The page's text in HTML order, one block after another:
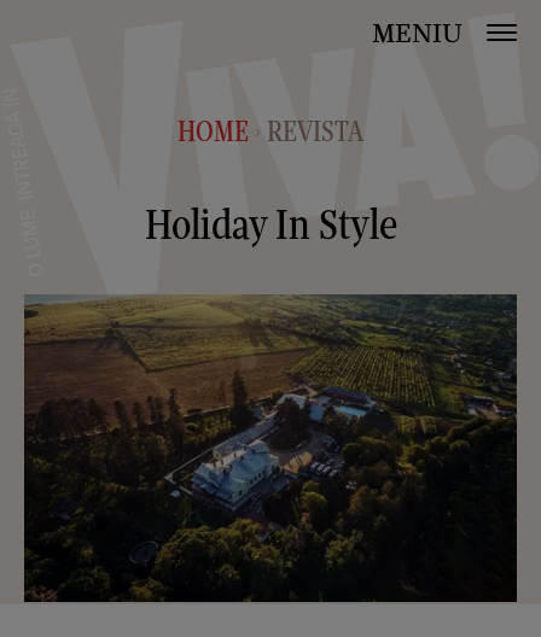
MENIU
HOME > REVISTA
Holiday In Style